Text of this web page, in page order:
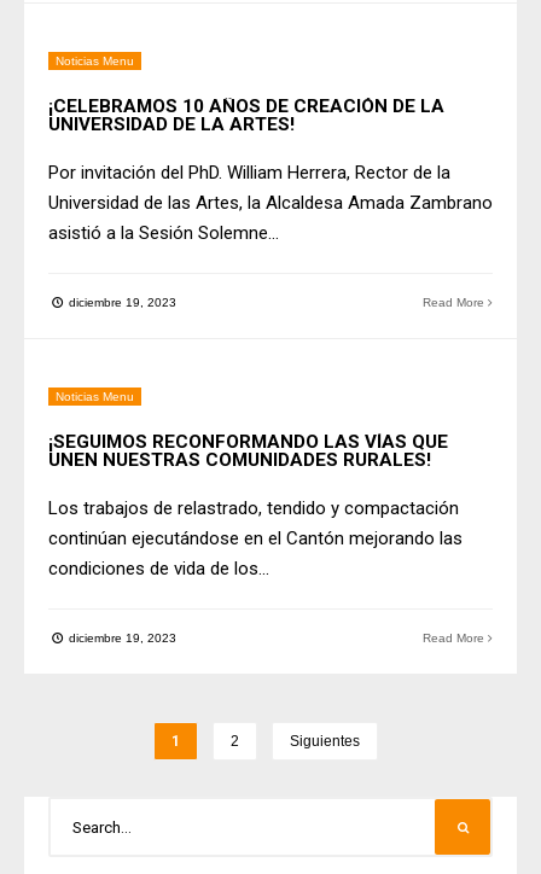
Noticias Menu
¡CELEBRAMOS 10 AÑOS DE CREACIÓN DE LA
UNIVERSIDAD DE LA ARTES!
Por invitación del PhD. William Herrera, Rector de la
Universidad de las Artes, la Alcaldesa Amada Zambrano
asistió a la Sesión Solemne...
diciembre 19, 2023 Read More
Noticias Menu
¡SEGUIMOS RECONFORMANDO LAS VÍAS QUE
UNEN NUESTRAS COMUNIDADES RURALES!
Los trabajos de relastrado, tendido y compactación
continúan ejecutándose en el Cantón mejorando las
condiciones de vida de los...
diciembre 19, 2023 Read More
1 2 Siguientes